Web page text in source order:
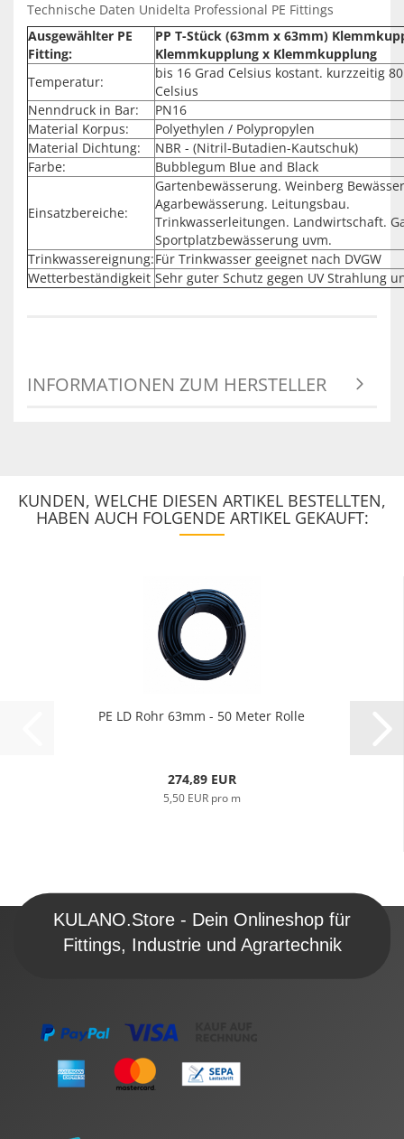
Technische Daten Unidelta Professional PE Fittings
Ausgewählter PE
Fitting:
PP T-Stück (63mm x 63mm)
Klemmkupplung x Klemmkupplung
Temperatur:
bis 16 Grad Celsius kostant. kurzzeitig
Celsius
Nenndruck in Bar:
PN16
Material Korpus:
Polyethylen / Polypropylen
Material Dichtung:
NBR - (Nitril-Butadien-Kautschuk)
Farbe:
Bubblegum Blue and Black
Einsatzbereiche:
Gartenbewässerung. Weinberg
Agarbewässerung. Leitungsbau.
Trinkwasserleitungen. Landwirtschaft.
Sportplatzbewässerung uvm.
Trinkwassereignung:Für Trinkwasser geeignet nach DVGW
Wetterbeständigkeit Sehr guter Schutz gegen UV Strahlung
INFORMATIONEN ZUM HERSTELLER
KUNDEN, WELCHE DIESEN ARTIKEL BESTELLTEN,
HABEN AUCH FOLGENDE ARTIKEL GEKAUFT:
PE LD Rohr 63mm - 50 Meter Rolle
274,89 EUR
5,50 EUR pro m
KULANO.Store - Dein Onlineshop für
Fittings, Industrie und Agrartechnik